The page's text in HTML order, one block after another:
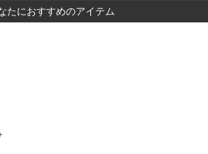
たにおすすめのアイテム